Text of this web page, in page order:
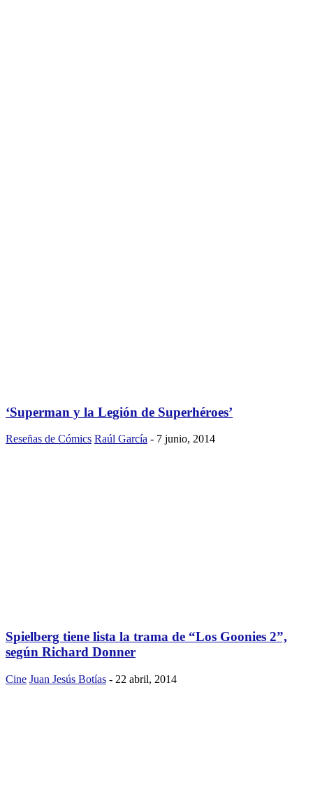
‘Superman y la Legión de Superhéroes’
Reseñas de Cómics Raúl García - 7 junio, 2014
Spielberg tiene lista la trama de “Los Goonies 2”,
según Richard Donner
Cine Juan Jesús Botías - 22 abril, 2014